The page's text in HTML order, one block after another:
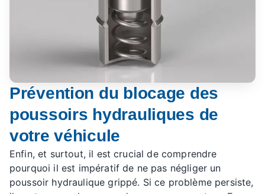
Prévention du blocage des
poussoirs hydrauliques de
votre véhicule
Enfin, et surtout, il est crucial de comprendre
pourquoi il est impératif de ne pas négliger un
poussoir hydraulique grippé. Si ce problème persiste,